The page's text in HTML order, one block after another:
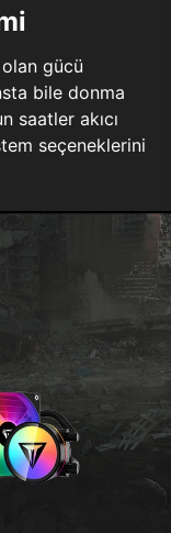
gücü
bile donma
saatler akıcı
seçeneklerini